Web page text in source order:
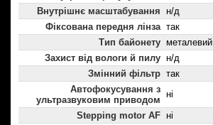
Внутрішнє масштабування
н/д
Фіксована передня лінза так
Тип байонету металевий
Захист від вологи й пилу н/д
Змінний фільтр так
Автофокусування з
ультразвуковим приводом
ні
Stepping motor AF ні